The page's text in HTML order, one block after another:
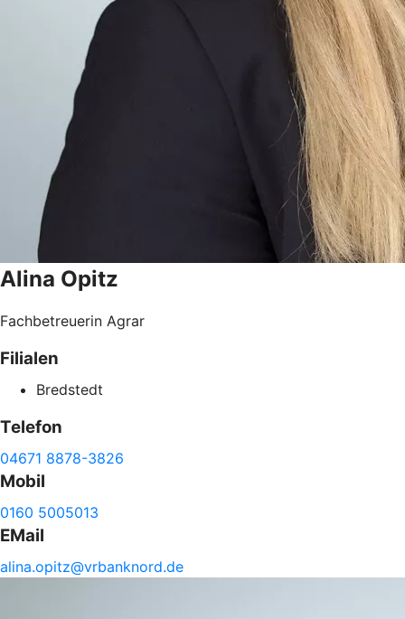
Alina Opitz
Fachbetreuerin Agrar
Filialen
Bredstedt
Telefon
04671 8878-3826
Mobil
0160 5005013
EMail
alina.opitz@vrbanknord.de